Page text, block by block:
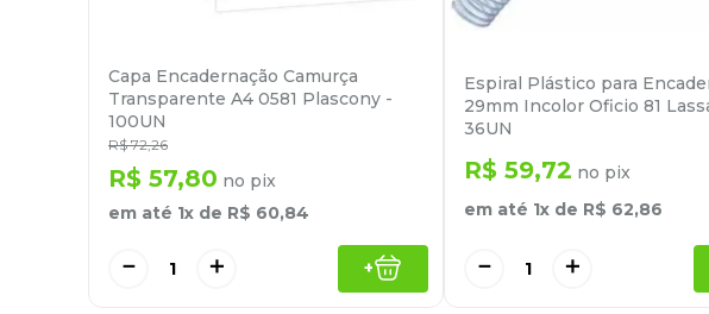
Capa Encadernação Camurça
Transparente A4 0581 Plascony -
100UN
R$ 72,26
R$ 57,80 no pix
em até 1x de R$ 60,84
＋
－ +
Espiral Plástico para
29mm Incolor Oficio 81
36UN
R$ 59,72 no pix
em até 1x de R$ 62,86
＋
－